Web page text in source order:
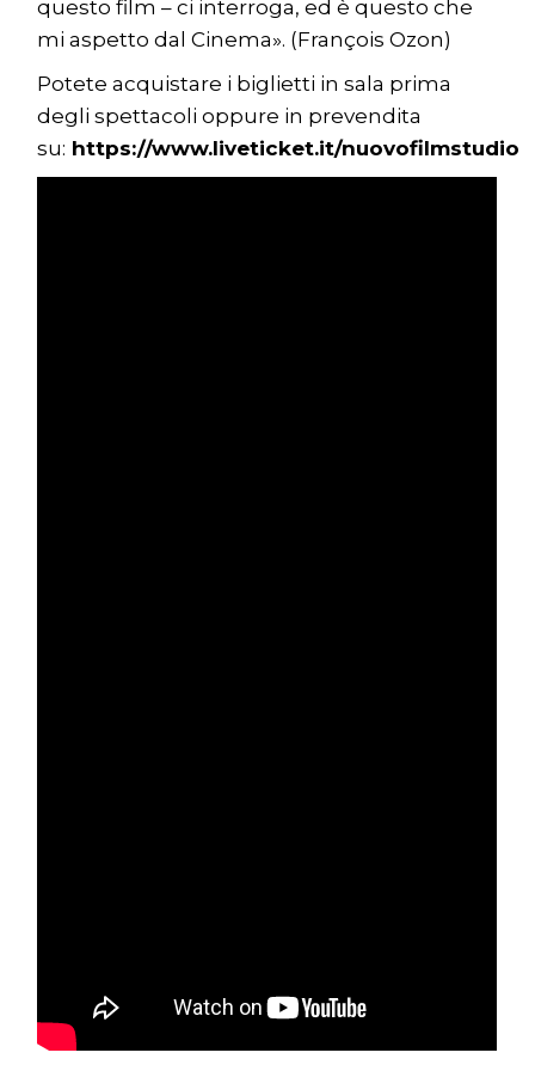
questo film – ci interroga, ed è questo che
mi aspetto dal Cinema». (François Ozon)
Potete acquistare i biglietti in sala prima
degli spettacoli oppure in prevendita
su: https://www.liveticket.it/nuovofilmstudio